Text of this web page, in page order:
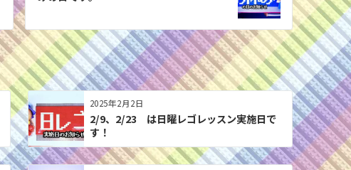
2025年2月2日
2/9、2/23 は日曜レゴレッスン実施日で
す！